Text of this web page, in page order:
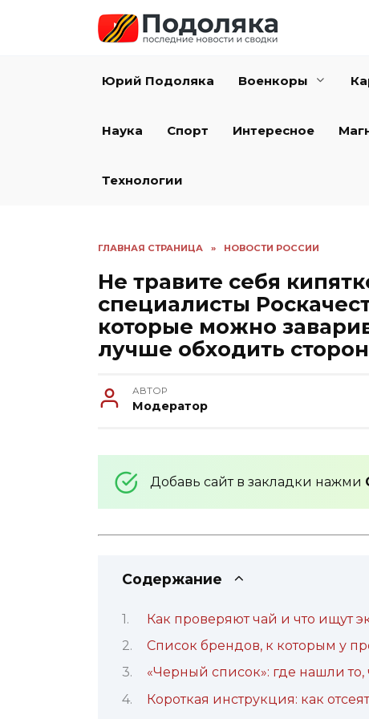
Юрий Подоляка Военкоры
Наука Спорт Интересное
Технологии
ГЛАВНАЯ СТРАНИЦА » НОВОСТИ РОССИИ
Не травите себя
специалисты
которые можно
лучше обходить
АВТОР
Модератор
Добавь сайт в закладки нажми
Содержание
Как проверяют чай и что ищут
Список брендов, к которым у
«Черный список»: где нашли
Короткая инструкция: как